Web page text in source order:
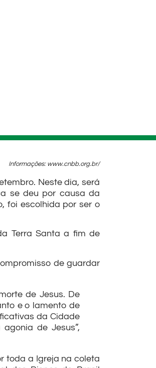
Informações: www.cnbb.org.br/
Neste dia, será
se deu por causa da
foi escolhida por ser o
Terra Santa a fim de
de guardar
de Jesus. De
e o lamento de
da Cidade
de Jesus”,
toda a Igreja na coleta